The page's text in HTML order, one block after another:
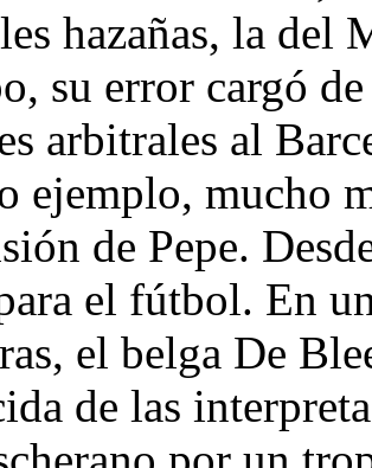
hazañas, la del
su error cargó
arbitrales al
ejemplo, mucho
de Pepe.
el fútbol. En
el belga De
de las